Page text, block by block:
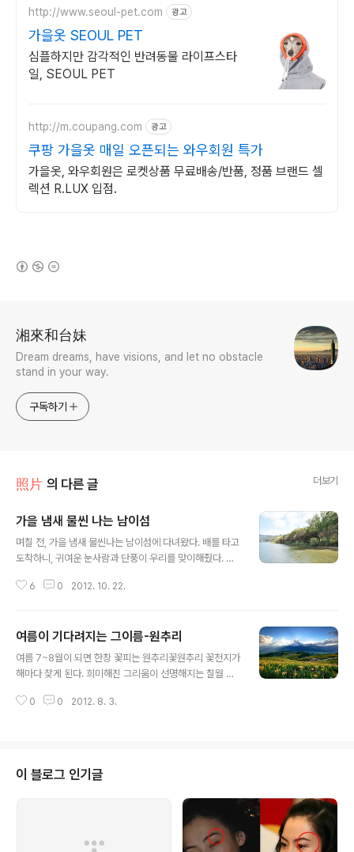
http://www.seoul-pet.com 광고
가을옷 SEOUL PET
심플하지만 감각적인 반려동물 라이프스타
일, SEOUL PET
http://m.coupang.com 광고
쿠팡 가을옷 매일 오픈되는 와우회원 특가
가을옷, 와우회원은 로켓상품 무료배송/반품, 정품 브랜드 셀
렉션 R.LUX 입점.
湘來和台妹
Dream dreams, have visions, and let no obstacle
stand in your way.
구독하기
照片 의 다른 글 더보기
가을 냄새 물씬 나는 남이섬
며칠 전, 가을 냄새 물씬나는 남이섬에 다녀왔다. 배를 타고
도착하니, 귀여운 눈사람과 단풍이 우리를 맞이해줬다. 수
뿐만 아니라 단체 관광객, 학생들, 유치원생들이 많았다. 사
는 백풍밀원(百楓密苑). 백 그루의 단풍 나무가 있는 비밀
의 화원. 나무마다 이름표가 걸려있다. 이 나무들을 가꾸시
는 분들의 이름인가 보다. 사람들이 북적이는 중앙길을 벗
다. 저 멀리서 걸어오시는 수녀님까지 더 멋스러웠던 풍경.
6 0 2012. 10. 22.
여름이 기다려지는 그이름-원추리
여름 7~8월이 되면 한창 꽃피는 원추리꽃원추리 꽃천지가
해마다 찾게 된다. 희미해진 그리움이 선명해지는 칠월 바
는가? 만날 수 없으면서 간직한 기다림은 나비 한 마리 날
0 0 2012. 8. 3.
이 블로그 인기글